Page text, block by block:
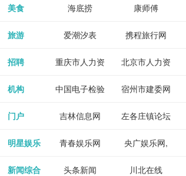
信息系统
美食 海底捞 康师傅
旅游 爱潮汐表 携程旅行网
招聘 重庆市人力资
源和社会保障
局
北京市人力资
源和社会保障
机构 中国电子检验
检疫业务网
宿州市建委网
门户 吉林信息网 左各庄镇论坛
明星娱乐 青春娱乐网 央广娱乐网,
新闻综合 头条新闻 川北在线